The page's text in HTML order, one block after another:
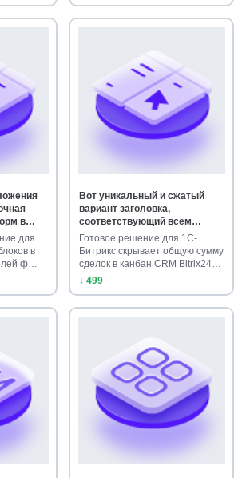
в
для
в
ф…
Вот уникальный и сжатый
вариант заголовка,
соответствующий всем
требованиям: Настройка
скрытия итоговой суммы
сделок в канбан CRM Bitrix24
Готовое решение для 1С-
Битрикс скрывает общую сумму
сделок в канбан CRM Bitrix24…
↓ 499